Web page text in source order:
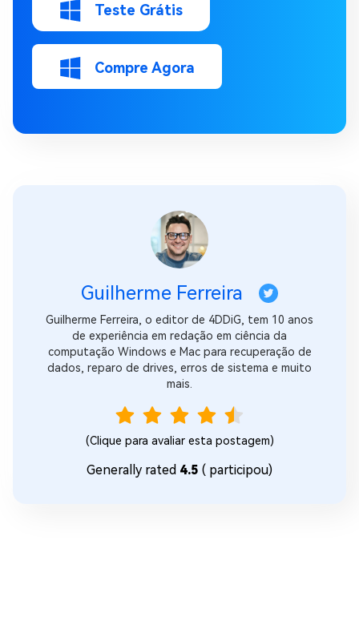
Teste Grátis
Compre Agora
Guilherme Ferreira
Guilherme Ferreira, o editor de 4DDiG, tem 10 anos
de experiência em redação em ciência da
computação Windows e Mac para recuperação de
dados, reparo de drives, erros de sistema e muito
mais.
(Clique para avaliar esta postagem)
Generally rated 4.5 ( participou)